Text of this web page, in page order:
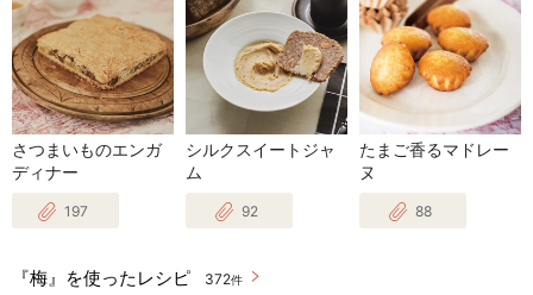
さつまいものエンガ
ディナー
197
シルクスイートジャ
ム
92
たまご香るマドレー
ヌ
88
『梅』を使ったレシピ 372件